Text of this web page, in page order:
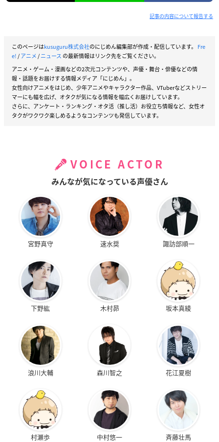
記事の内容について報告する
このページはkusuguru株式会社のにじめん編集部が作成・配信しています。 Fre
e!/アニメ/ニュース の最新情報はリンク先をご覧ください。
アニメ・ゲーム・漫画などの2次元コンテンツや、声優・舞台・俳優などの情
報・話題をお届けする情報メディア「にじめん」。
女性向けアニメをはじめ、少年アニメやキャラクター作品、VTuberなどストリー
マーにも幅を広げ、オタクが気になる情報を幅広くお届けしています。
さらに、アンケート・ランキング・オタ活（推し活）お役立ち情報など、女性オ
タクがワクワク楽しめるようなコンテンツも発信しています。
VOICE ACTOR
みんなが気になっている声優さん
宮野真守 速水奨 諏訪部順一
下野紘 木村昴 坂本真綾
浪川大輔 森川智之 花江夏樹
村瀬歩 中村悠一 斉藤壮馬